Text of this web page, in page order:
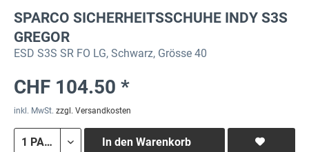
SPARCO SICHERHEITSSCHUHE INDY S3S
GREGOR
ESD S3S SR FO LG, Schwarz, Grösse 40
CHF 104.50 *
inkl. MwSt. zzgl. Versandkosten
In den Warenkorb